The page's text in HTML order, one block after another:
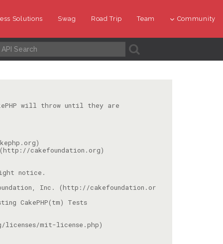
Solutions Swag Road Trip Team Community
A
Inc. (http://cakefoundation.or